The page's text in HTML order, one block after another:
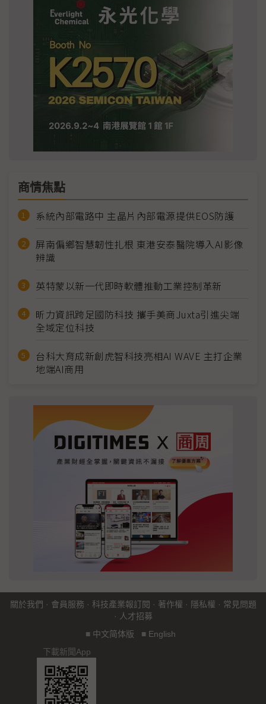
商情焦點
系統內部電路中 主晶片內部電源提供EOS防護
屏南偏鄉智慧韌性扎根 東港安泰醫院導入AI影像
辨識
英特蒙以新一代即時軟體推動工業控制革新
昕力資訊跨足國防科技 攜手美商Juxta引進尖端
全域定位科技
台科大育成新創虎智科技亮相AI WAVE 主打企業
地端AI商用
關於我們 · 會員服務 · 科技產業報訂閱 · 著作權 · 隱私權 · 常見問題
· 人才招募
■ 中文简体版 ■ English
下載新聞App